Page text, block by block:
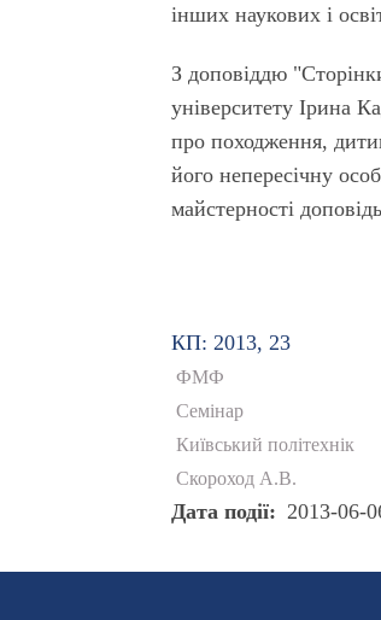
інших наукових і
З доповіддю
університету Ірина
про походження,
його непересічну
майстерності
КП: 2013, 23
ФМФ
Семінар
Київський політехнік
Скороход А.В.
Дата події 2013-06-